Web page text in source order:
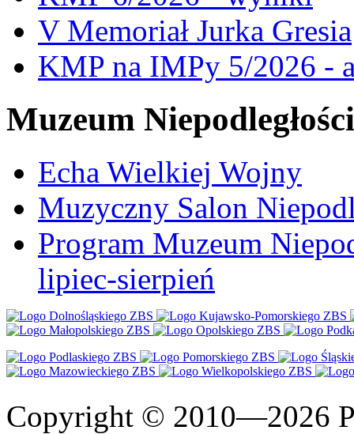
V Memoriał Jurka Gresia
KMP na IMPy 5/2026 -
Muzeum Niepodległości
Echa Wielkiej Wojny
Muzyczny Salon
Program Muzeum
lipiec-sierpień
Copyright © 2010—2026